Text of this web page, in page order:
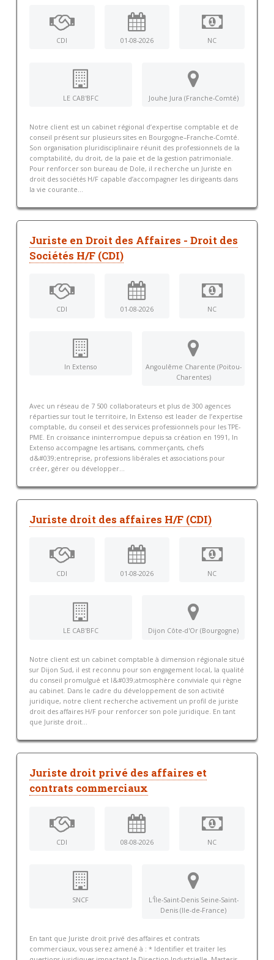
CDI 01-08-2026 NC
LE CAB'BFC Jouhe Jura (Franche-Comté)
Notre client est un cabinet régional d’expertise comptable et de
conseil présent sur plusieurs sites en Bourgogne–Franche-Comté.
Son organisation pluridisciplinaire réunit des professionnels de la
comptabilité, du droit, de la paie et de la gestion patrimoniale.
Pour renforcer son bureau de Dole, il recherche un Juriste en
droit des sociétés H/F capable d’accompagner les dirigeants dans
la vie courante...
Juriste en Droit des Affaires - Droit des
Sociétés H/F (CDI)
CDI 01-08-2026 NC
In Extenso
Angoulême Charente (Poitou-
Charentes)
Avec un réseau de 7 500 collaborateurs et plus de 300 agences
réparties sur tout le territoire, In Extenso est leader de l’expertise
comptable, du conseil et des services professionnels pour les TPE-
PME. En croissance ininterrompue depuis sa création en 1991, In
Extenso accompagne les artisans, commerçants, chefs
d&#039;entreprise, professions libérales et associations pour
créer, gérer ou développer...
Juriste droit des affaires H/F (CDI)
CDI 01-08-2026 NC
LE CAB'BFC Dijon Côte-d'Or (Bourgogne)
Notre client est un cabinet comptable à dimension régionale situé
sur Dijon Sud, il est reconnu pour son engagement local, la qualité
du conseil promulgué et l&#039;atmosphère conviviale qui règne
au cabinet. Dans le cadre du développement de son activité
juridique, notre client recherche activement un profil de juriste
droit des affaires H/F pour renforcer son pole juridique. En tant
que Juriste droit...
Juriste droit privé des affaires et
contrats commerciaux
CDI 08-08-2026 NC
SNCF
L'Île-Saint-Denis Seine-Saint-
Denis (Ile-de-France)
En tant que Juriste droit privé des affaires et contrats
commerciaux, vous serez amené à : * Identifier et traiter les